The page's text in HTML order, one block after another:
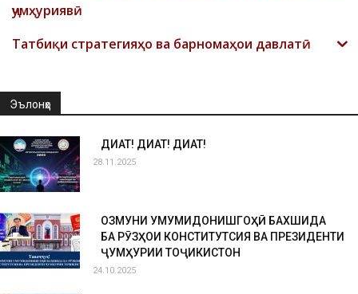
ҷумҳуриявӣ
Татбиқи стратегияҳо ва барномаҳои давлатӣ
Эълонҳо
ДИҚҚАТ! ДИҚҚАТ! ДИҚҚАТ!
28.11.2025
ОЗМУНИ УМУМИДОНИШГОҲӢ БАХШИДА
БА РӮЗҲОИ КОНСТИТУТСИЯ ВА ПРЕЗИДЕНТИ
ҶУМҲУРИИ ТОҶИКИСТОН
24.10.2025